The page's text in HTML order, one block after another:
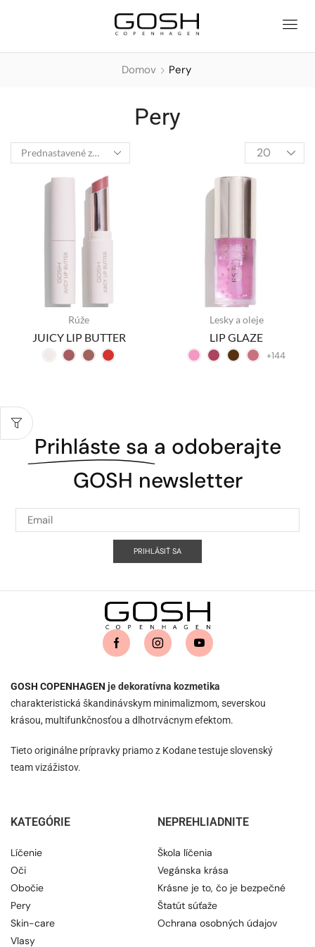
Domov Pery
Pery
Rúže
JUICY LIP BUTTER
Lesky a oleje
LIP GLAZE
+144
Prihláste sa a odoberajte
GOSH newsletter
PRIHLÁSIŤ SA
GOSH COPENHAGEN je dekoratívna kozmetika
charakteristická škandinávskym minimalizmom, severskou
krásou, multifunkčnosťou a dlhotrvácnym efektom.
Tieto originálne prípravky priamo z Kodane testuje slovenský
team vizážistov.
KATEGÓRIE
Líčenie
Oči
Obočie
Pery
Skin-care
Vlasy
NEPREHLIADNITE
Škola líčenia
Vegánska krása
Krásne je to, čo je bezpečné
Štatút súťaže
Ochrana osobných údajov